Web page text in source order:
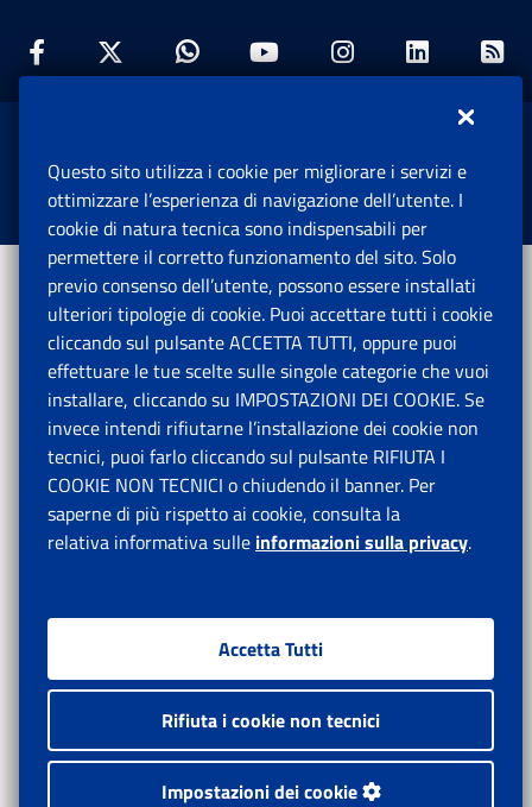
Facebook: Apre una nuova finestra
Twitter: Apre una nuova finestra
Whatsapp: Apre una nuova
Youtube: Apre una
Instagram:
Istituto Nazionale Previdenza Sociale.
Tutti i diritti riservati.
Questo sito utilizza i cookie per migliorare i servizi e
ottimizzare l’esperienza di navigazione dell’utente. I
cookie di natura tecnica sono indispensabili per
permettere il corretto funzionamento del sito. Solo
previo consenso dell’utente, possono essere installati
ulteriori tipologie di cookie. Puoi accettare tutti i cookie
cliccando sul pulsante ACCETTA TUTTI, oppure puoi
effettuare le tue scelte sulle singole categorie che vuoi
installare, cliccando su IMPOSTAZIONI DEI COOKIE. Se
invece intendi rifiutarne l’installazione dei cookie non
tecnici, puoi farlo cliccando sul pulsante RIFIUTA I
COOKIE NON TECNICI o chiudendo il banner. Per
saperne di più rispetto ai cookie, consulta la
relativa informativa sulle informazioni sulla privacy.
Accetta Tutti
Rifiuta i cookie non tecnici
Impostazioni dei cookie